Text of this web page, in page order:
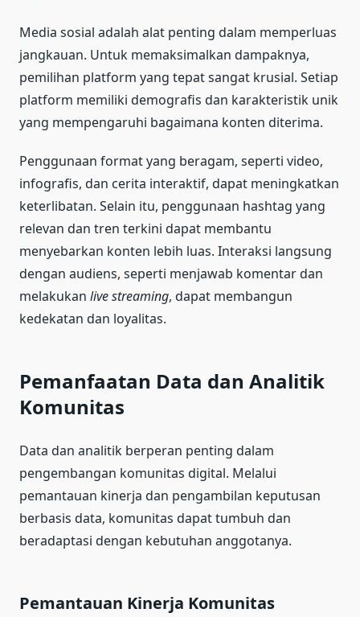
Media sosial adalah alat penting dalam memperluas
jangkauan. Untuk memaksimalkan dampaknya,
pemilihan platform yang tepat sangat krusial. Setiap
platform memiliki demografis dan karakteristik unik
yang mempengaruhi bagaimana konten diterima.
Penggunaan format yang beragam, seperti video,
infografis, dan cerita interaktif, dapat meningkatkan
keterlibatan. Selain itu, penggunaan hashtag yang
relevan dan tren terkini dapat membantu
menyebarkan konten lebih luas. Interaksi langsung
dengan audiens, seperti menjawab komentar dan
melakukan live streaming, dapat membangun
kedekatan dan loyalitas.
Pemanfaatan Data dan Analitik
Komunitas
Data dan analitik berperan penting dalam
pengembangan komunitas digital. Melalui
pemantauan kinerja dan pengambilan keputusan
berbasis data, komunitas dapat tumbuh dan
beradaptasi dengan kebutuhan anggotanya.
Pemantauan Kinerja Komunitas